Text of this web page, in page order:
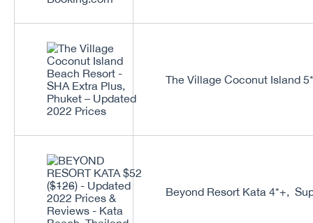
The Village Coconut Island
Beyond Resort Kata 4*+,